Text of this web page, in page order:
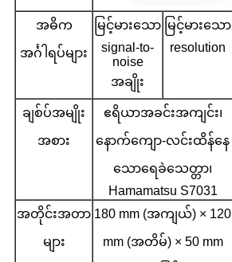
အဓိက
အင်္ဂါရပ်များ
မြင့်မားသော
signal-to-
noise
အချိုး
မြင့်မားသော
resolution
ချစ်ပ်အမျိုး
အစား
ဧရိယာအခင်းအကျင်း၊
နောက်ကျော-လင်းထိန်နေ
သောရေခဲသေတ္တာ၊
Hamamatsu S7031
အတိုင်းအတာ
များ
180 mm (အကျယ်) × 120
mm (အတိမ်) × 50 mm